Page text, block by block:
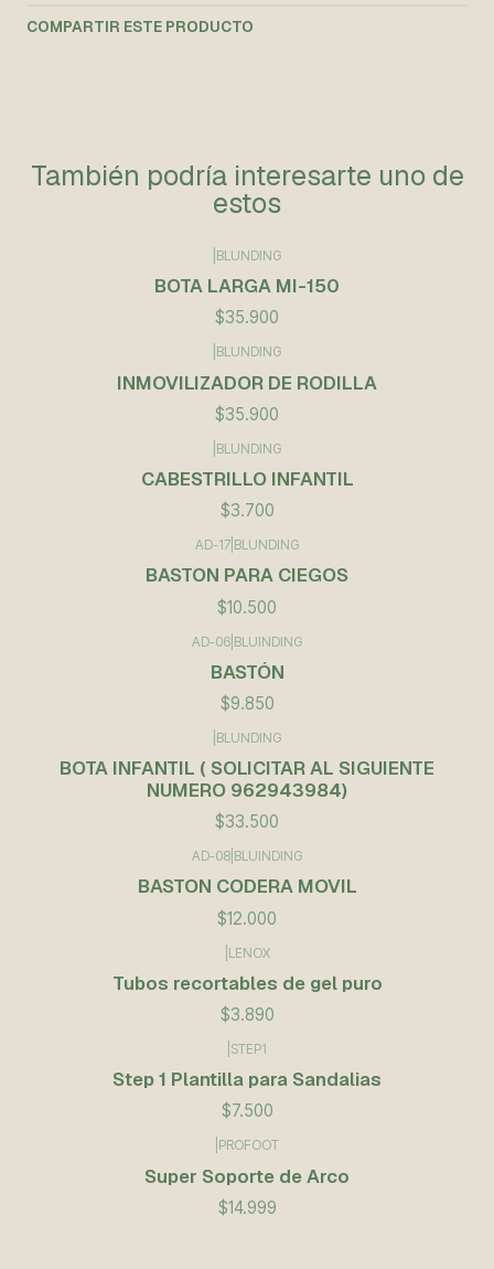
COMPARTIR ESTE PRODUCTO
También podría interesarte uno de
estos
BLUNDING
BOTA LARGA MI-150
$35.900
BLUNDING
INMOVILIZADOR DE RODILLA
$35.900
BLUNDING
CABESTRILLO INFANTIL
$3.700
AD-17 BLUNDING
BASTON PARA CIEGOS
$10.500
AD-06 BLUINDING
BASTÓN
$9.850
BLUNDING
BOTA INFANTIL ( SOLICITAR AL SIGUIENTE
NUMERO 962943984)
$33.500
AD-08 BLUINDING
BASTON CODERA MOVIL
$12.000
LENOX
Tubos recortables de gel puro
$3.890
STEP1
Step 1 Plantilla para Sandalias
$7.500
PROFOOT
Super Soporte de Arco
$14.999